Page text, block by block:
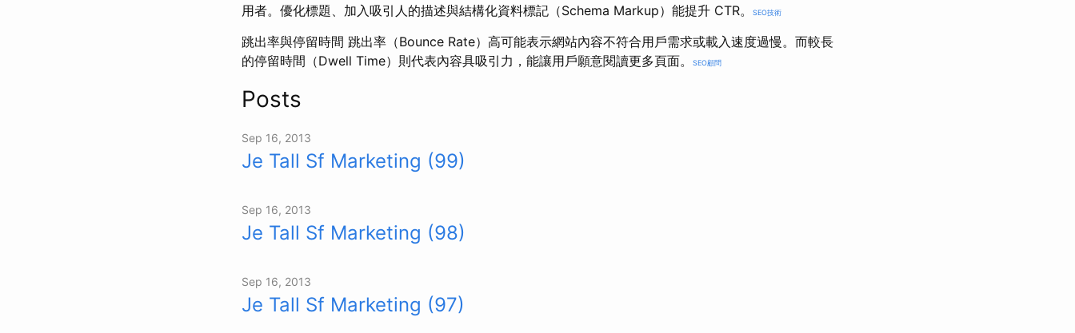
用者。優化標題、加入吸引人的描述與結構化資料標記（Schema Markup）能提升 CTR。
SEO技術
跳出率與停留時間 跳出率（Bounce Rate）高可能表示網站內容不符合用戶需求或載入速度過慢。而較長
的停留時間（Dwell Time）則代表內容具吸引力，能讓用戶願意閱讀更多頁面。
SEO顧問
Posts
Sep 16, 2013
Je Tall Sf Marketing (99)
Sep 16, 2013
Je Tall Sf Marketing (98)
Sep 16, 2013
Je Tall Sf Marketing (97)